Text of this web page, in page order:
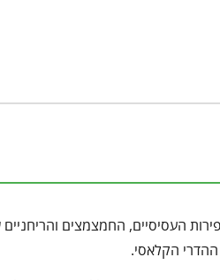
העסיסיים, החמצמצים
ההדרי הקלאסי.